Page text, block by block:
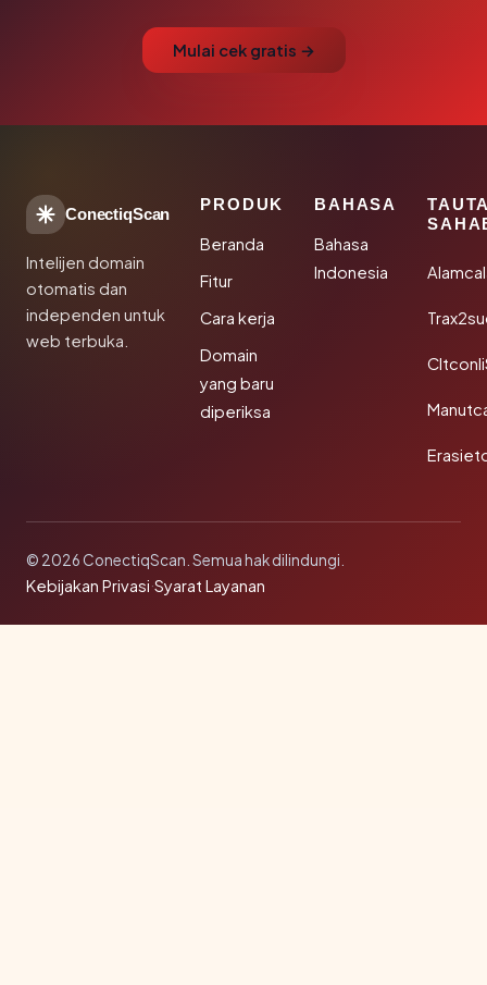
Mulai cek gratis →
ConectiqScan
Intelijen domain
otomatis dan
independen untuk
web terbuka.
PRODUK
Beranda
Fitur
Cara kerja
Domain
yang baru
diperiksa
BAHASA
Bahasa
Indonesia
© 2026 ConectiqScan. Semua hak dilindungi.
Kebijakan Privasi·Syarat Layanan